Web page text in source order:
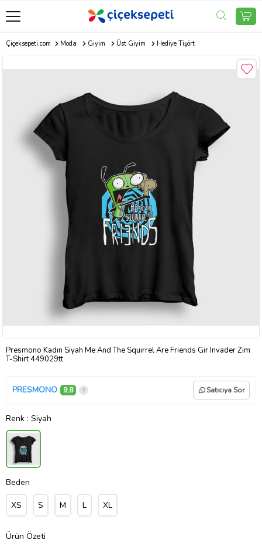
Çiçeksepeti.com Moda Giyim Üst Giyim Hediye Tişört
Presmono Kadın Siyah Me And The Squirrel Are Friends Gir Invader Zim
T-Shirt 449029tt
PRESMONO 9,8 Satıcıya Sor
Renk : Siyah
Beden
XS S M L XL
Ürün Özeti